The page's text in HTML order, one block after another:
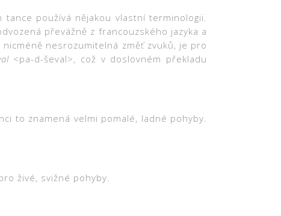
používá nějakou vlastní terminologii.
převážně z francouzského jazyka a
nesrozumitelná změť zvuků, je pro
<pa-d-ševal>, což v doslovném překladu
to znamená velmi pomalé, ladné pohyby.
živé, svižné pohyby.